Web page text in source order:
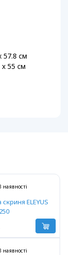
57.8 см
55 см
наявності
ELEYUS
наявності